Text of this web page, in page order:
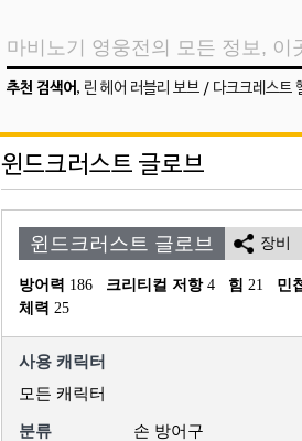
추천 검색어 , 린 헤어 러블리 보브 / 다크크레스트
윈드크러스트 글로브
윈드크러스트 글로브 장비
방어력 186 크리티컬 저항 4 힘 21 민
체력 25
사용 캐릭터
모든 캐릭터
분류
손 방어구